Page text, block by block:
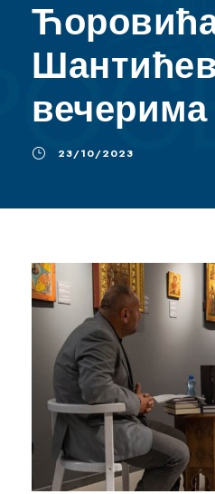
вечерима
23/10/2023